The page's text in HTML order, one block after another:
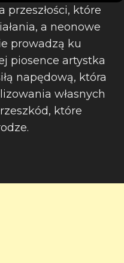
przeszłości, które
a neonowe
prowadzą ku
piosence artystka
napędową, która
własnych
które